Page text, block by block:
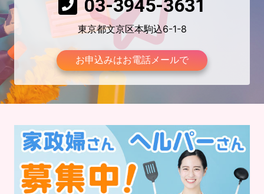
03-3945-3631
東京都文京区本駒込6-1-8
お申込みはお電話メールで